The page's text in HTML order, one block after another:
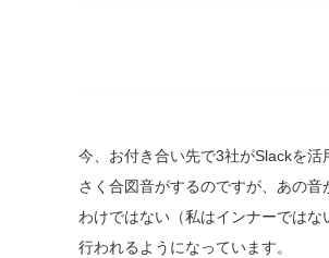
今、お付き合い先で3社がSlackを
さく合図音がするのですが、あの
わけではない（私はインナーでは
行われるようになっています。